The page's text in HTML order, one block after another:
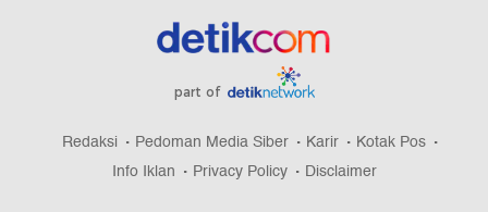
part of
Redaksi Pedoman Media Siber Karir
Kotak Pos
Info Iklan
Privacy Policy Disclaimer